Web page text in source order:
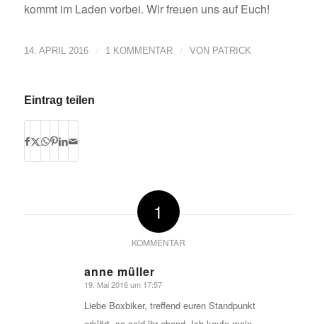
kommt im Laden vorbei. Wir freuen uns auf Euch!
14. APRIL 2016 / 1 KOMMENTAR / VON PATRICK
Eintrag teilen
1
KOMMENTAR
anne müller
sagte:
19. Mai 2016 um 17:57
Liebe Boxbiker, treffend euren Standpunkt